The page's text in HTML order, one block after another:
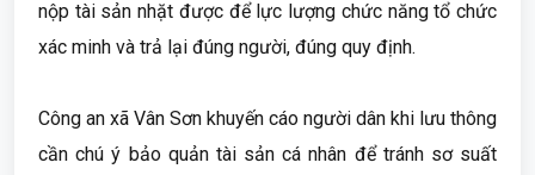
nộp tài sản nhặt được để lực lượng chức năng tổ chức
xác minh và trả lại đúng người, đúng quy định.
Công an xã Vân Sơn khuyến cáo người dân khi lưu thông
cần chú ý bảo quản tài sản cá nhân để tránh sơ suất